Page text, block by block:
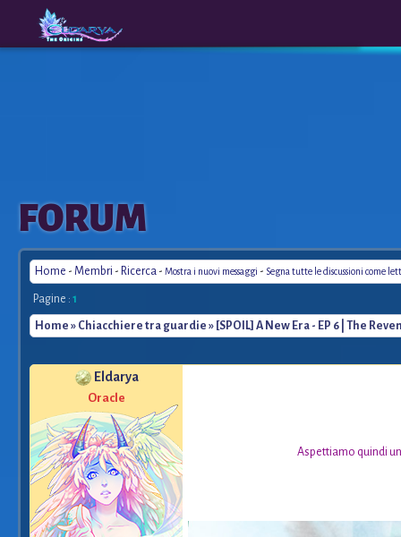
The
Origins
FORUM
Home - Membri - Ricerca - Mostra i nuovi messaggi - Segna tutte le discussioni come
Pagine : 1
Home » Chiacchiere tra guardie » [SPOIL] A New Era - EP 6 | The
Eldarya
Oracle
Aspettiamo quindi